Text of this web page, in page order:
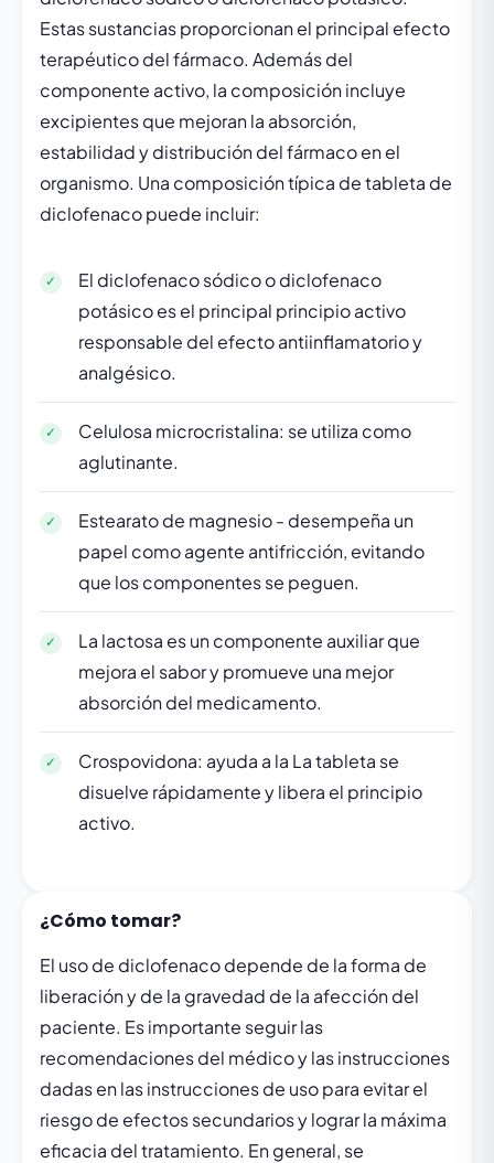
Estas sustancias proporcionan el principal efecto
terapéutico del fármaco. Además del
componente activo, la composición incluye
excipientes que mejoran la absorción,
estabilidad y distribución del fármaco en el
organismo. Una composición típica de tableta de
diclofenaco puede incluir:
El diclofenaco sódico o diclofenaco
potásico es el principal principio activo
responsable del efecto antiinflamatorio y
analgésico.
Celulosa microcristalina: se utiliza como
aglutinante.
Estearato de magnesio - desempeña un
papel como agente antifricción, evitando
que los componentes se peguen.
La lactosa es un componente auxiliar que
mejora el sabor y promueve una mejor
absorción del medicamento.
Crospovidona: ayuda a la La tableta se
disuelve rápidamente y libera el principio
activo.
¿Cómo tomar?
El uso de diclofenaco depende de la forma de
liberación y de la gravedad de la afección del
paciente. Es importante seguir las
recomendaciones del médico y las instrucciones
dadas en las instrucciones de uso para evitar el
riesgo de efectos secundarios y lograr la máxima
eficacia del tratamiento. En general, se